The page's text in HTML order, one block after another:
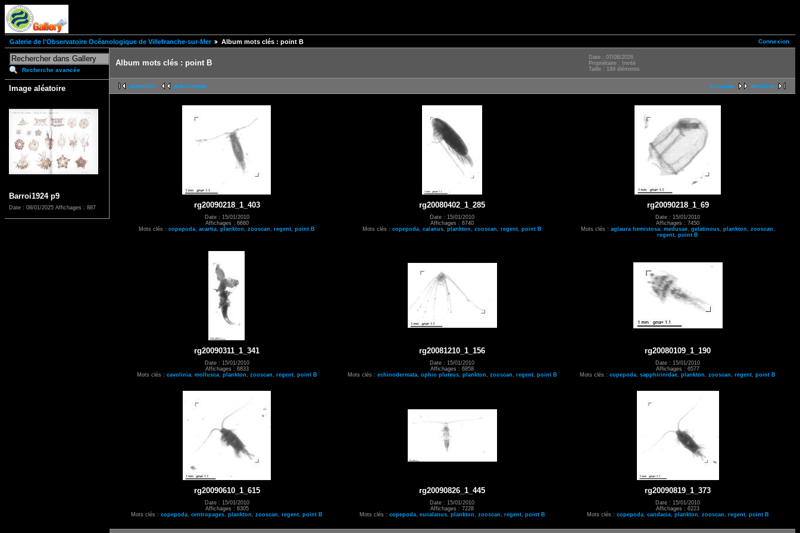
Connexion
Galerie de l'Observatoire Océanologique de Villefranche-sur-Mer Album mots clés : point B
Recherche avancée
Image aléatoire
Barroi1924 p9
Date : 08/01/2025 Affichages : 887
Album mots clés : point B
Date : 07/08/2026
Propriétaire : Invité
Taille : 189 éléments
suivante dernière
première précédente
rg20090218_1_403
Date : 15/01/2010
Affichages : 6660
Mots clés : copepoda acartia plankton zooscan regent point B
rg20080402_1_285
Date : 15/01/2010
Affichages : 6740
Mots clés : copepoda calanus plankton zooscan regent point B
rg20090218_1_69
Date : 15/01/2010
Affichages : 7450
Mots clés : aglaura hemistosa, medusae, gelatinous, plankton zooscan
regent point B
rg20090311_1_341
Date : 15/01/2010
Affichages : 6833
Mots clés : cavolinia, mollusca, plankton zooscan regent, point B
rg20081210_1_156
Date : 15/01/2010
Affichages : 6858
Mots clés : echinodermata, ophio pluteus, plankton zooscan regent, point B
rg20080109_1_190
Date : 15/01/2010
Affichages : 6577
Mots clés : copepoda sapphirinidae plankton zooscan regent point B
rg20090610_1_615
Date : 15/01/2010
Affichages : 6305
Mots clés : copepoda centropages plankton zooscan regent point B
rg20090826_1_445
Date : 15/01/2010
Affichages : 7228
Mots clés : copepoda, eucalanus, plankton zooscan regent, point B
rg20090819_1_373
Date : 15/01/2010
Affichages : 6223
Mots clés : copepoda, candacia, plankton zooscan regent, point B